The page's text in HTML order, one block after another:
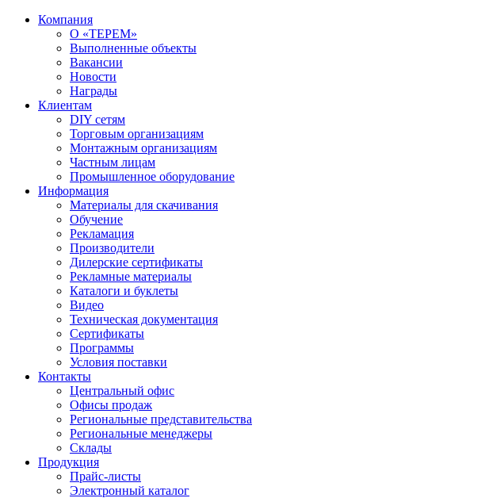
Компания
О «ТЕРЕМ»
Выполненные объекты
Вакансии
Новости
Награды
Клиентам
DIY сетям
Торговым организациям
Монтажным организациям
Частным лицам
Промышленное оборудование
Информация
Материалы для скачивания
Обучение
Рекламация
Производители
Дилерские сертификаты
Рекламные материалы
Каталоги и буклеты
Видео
Техническая документация
Сертификаты
Программы
Условия поставки
Контакты
Центральный офис
Офисы продаж
Региональные представительства
Региональные менеджеры
Склады
Продукция
Прайс-листы
Электронный каталог